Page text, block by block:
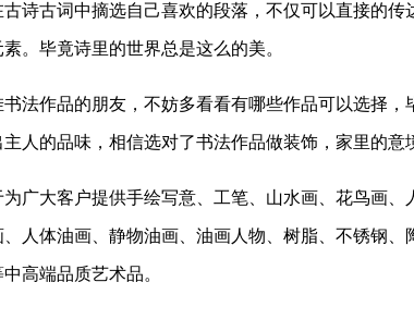
诗古词中摘选自己喜欢的段落，不仅可以直接的传
。毕竟诗里的世界总是这么的美。
法作品的朋友，不妨多看看有哪些作品可以选择，
人的品味，相信选对了书法作品做装饰，家里的意
广大客户提供手绘写意、工笔、山水画、花鸟画、
人体油画、静物油画、油画人物、树脂、不锈钢、
高端品质艺术品。